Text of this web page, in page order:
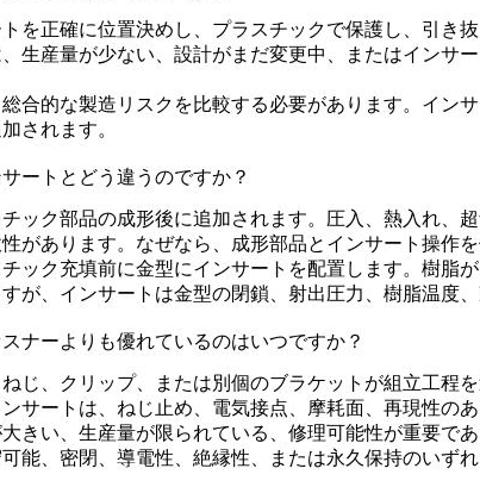
を正確に位置決めし、プラスチックで保護し、引き
生産量が少ない、設計がまだ変更中、またはインサ
合的な製造リスクを比較する必要があります。イン
されます。
ートとどう違うのですか？
ック部品の成形後に追加されます。圧入、熱入れ、
があります。なぜなら、成形部品とインサート操作
ック充填前に金型にインサートを配置します。樹脂
が、インサートは金型の閉鎖、射出圧力、樹脂温度
ナーよりも優れているのはいつですか？
じ、クリップ、または別個のブラケットが組立工程
サートは、ねじ止め、電気接点、摩耗面、再現性の
きい、生産量が限られている、修理可能性が重要で
能、密閉、導電性、絶縁性、または永久保持のいず